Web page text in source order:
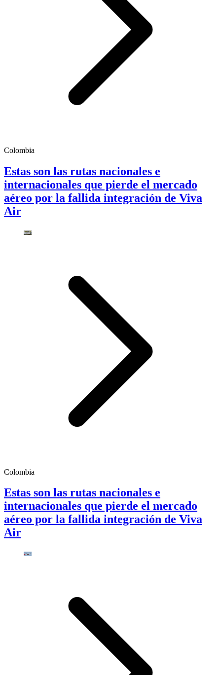
Colombia
Estas son las rutas nacionales e
internacionales que pierde el mercado
aéreo por la fallida integración de Viva
Air
Colombia
Estas son las rutas nacionales e
internacionales que pierde el mercado
aéreo por la fallida integración de Viva
Air